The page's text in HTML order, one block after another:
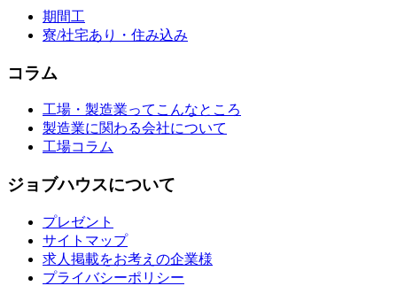
期間工
寮/社宅あり・住み込み
コラム
工場・製造業ってこんなところ
製造業に関わる会社について
工場コラム
ジョブハウスについて
プレゼント
サイトマップ
求人掲載をお考えの企業様
プライバシーポリシー